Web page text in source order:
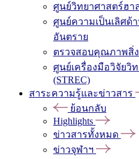
ศูนย์วิทยาศาสตร์ฮา
ศูนย์ความเป็นเลิศด้
อันตราย
ตรวจสอบคุณภาพสิ่
ศูนย์เครื่องมือวิจัยวิ
(STREC)
สาระความรู้และข่าวสาร
ย้อนกลับ
Highlights
ข่าวสารทั้งหมด
ข่าวจุฬาฯ